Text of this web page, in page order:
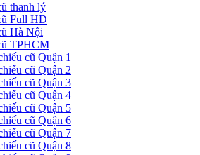
thanh lý
Full HD
Hà Nội
TPHCM
cũ Quận 1
cũ Quận 2
cũ Quận 3
cũ Quận 4
cũ Quận 5
cũ Quận 6
cũ Quận 7
cũ Quận 8